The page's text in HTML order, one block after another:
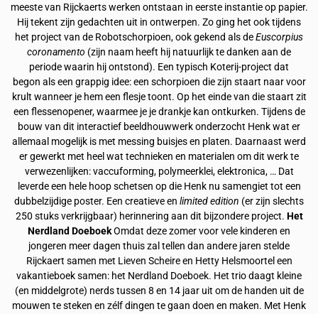
meeste van Rijckaerts werken ontstaan in eerste instantie op papier.
Hij tekent zijn gedachten uit in ontwerpen. Zo ging het ook tijdens
het project van de Robotschorpioen, ook gekend als deEuscorpius
coronamento (zijn naam heeft hij natuurlijk te danken aan de
periode waarin hij ontstond). Een typisch Koterij-project dat
begon als een grappig idee: een schorpioen die zijn staart naar voor
krult wanneer je hem een flesje toont. Op het einde van die staart zit
een flessenopener, waarmee je je drankje kan ontkurken. Tijdens de
bouw van dit interactief beeldhouwwerk onderzocht Henk wat er
allemaal mogelijk is met messing buisjes en platen. Daarnaast werd
er gewerkt met heel wat technieken en materialen om dit werk te
verwezenlijken: vaccuforming, polymeerklei, elektronica, … Dat
leverde een hele hoop schetsen op die Henk nu samengiet tot een
dubbelzijdige poster. Een creatieve en limited edition (er zijn slechts
250 stuks verkrijgbaar) herinnering aan dit bijzondere project. Het
Nerdland DoeboekOmdat deze zomer voor vele kinderen en
jongeren meer dagen thuis zal tellen dan andere jaren stelde
Rijckaert samen met Lieven Scheire en Hetty Helsmoortel een
vakantieboek samen: het Nerdland Doeboek. Het trio daagt kleine
(en middelgrote) nerds tussen 8 en 14 jaar uit om de handen uit de
mouwen te steken en zélf dingen te gaan doen en maken. Met Henk